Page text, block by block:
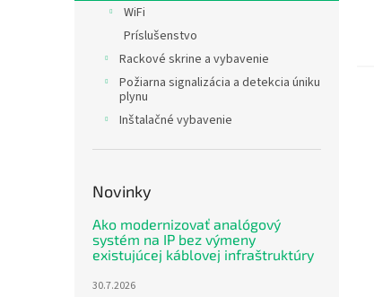
WiFi
Príslušenstvo
Rackové skrine a vybavenie
Požiarna signalizácia a detekcia úniku
plynu
Inštalačné vybavenie
Novinky
Ako modernizovať analógový
systém na IP bez výmeny
existujúcej káblovej infraštruktúry
30.7.2026